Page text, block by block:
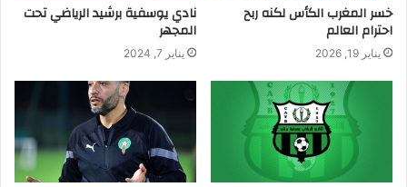
خسر المغرب الكأس لكنه ربح
احترام العالم
يناير 19, 2026
نادي يوسفية برشيد الرياضي تحت
المجهر
يناير 7, 2024